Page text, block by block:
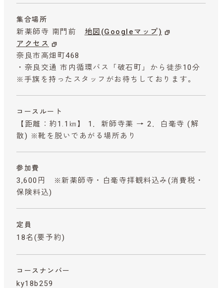
集合場所
新薬師寺 南門前 地図(Googleマップ)
アクセス
奈良市高畑町468
・奈良交通 市内循環バス「破石町」から徒歩10分
※手旗を持ったスタッフがお待ちしております。
コースルート
【距離：約1.1㎞】 1．新師寺薬 → 2．白毫寺 (解
散) ※靴を脱いであがる場所あり
参加費
3,600円 ※新薬師寺・白毫寺拝観料込み (消費税・
保険料込)
定員
18名(要予約)
コースナンバー
ky18b259